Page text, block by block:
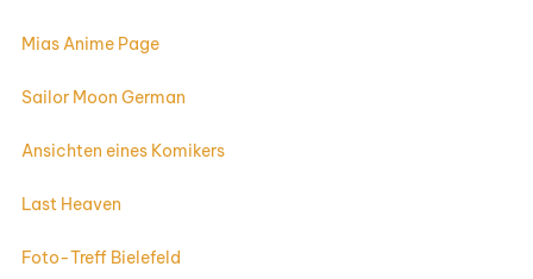
Mias Anime Page
Sailor Moon German
Ansichten eines Komikers
Last Heaven
Foto-Treff Bielefeld